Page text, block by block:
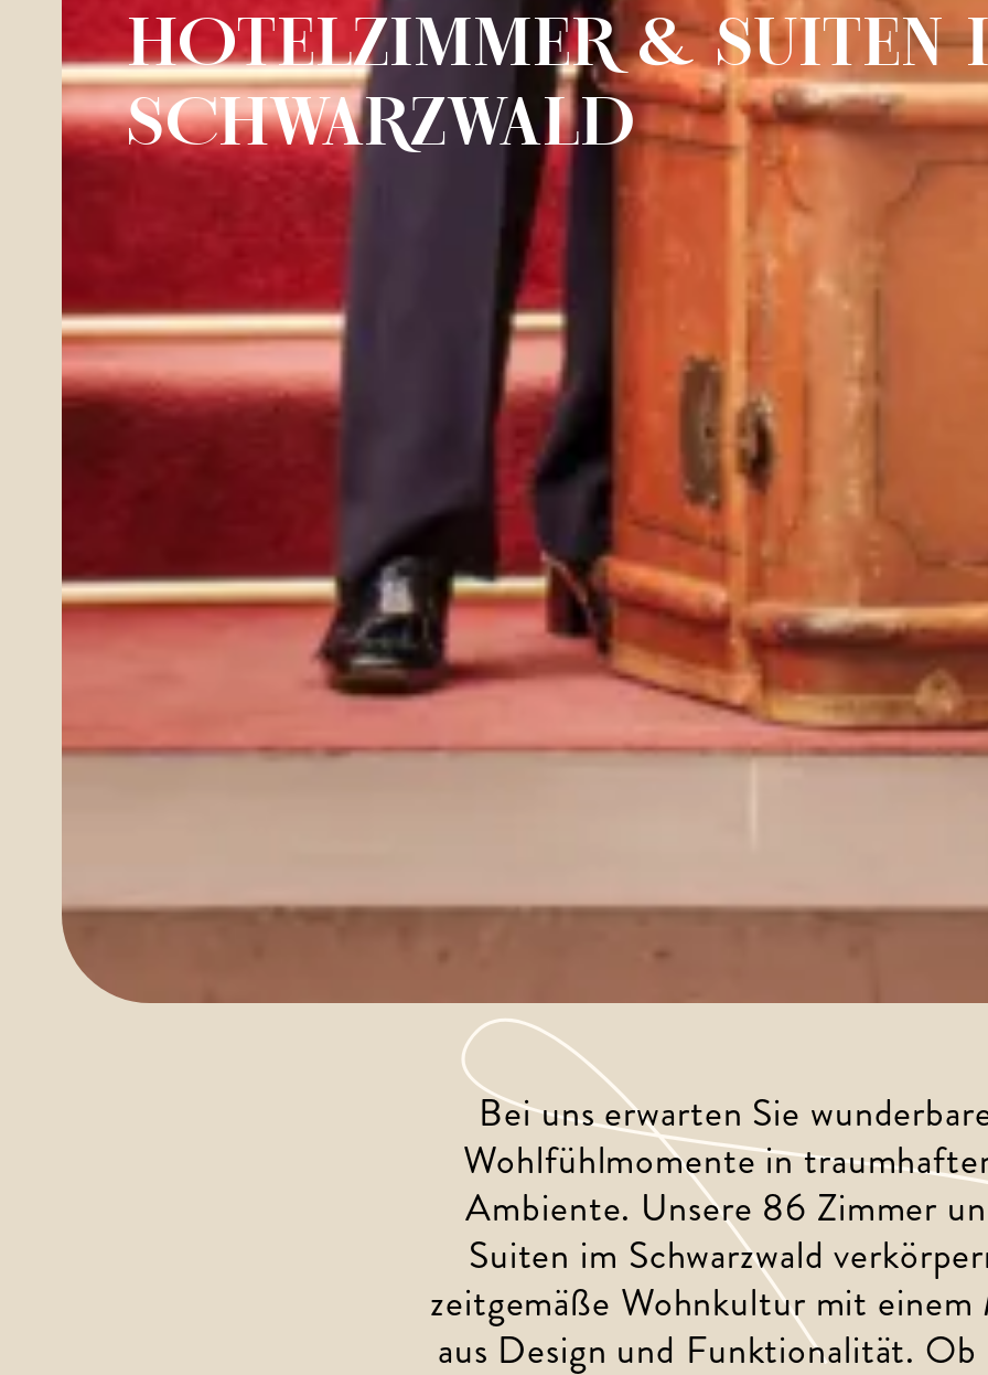
HOTELZIMMER & SUITEN
SCHWARZWALD
Bei uns erwarten Sie
Wohlfühlmomente in
Ambiente. Unsere 86 Zimmer
Suiten im Schwarzwald
zeitgemäße Wohnkultur mit
aus Design und Funktionalität.